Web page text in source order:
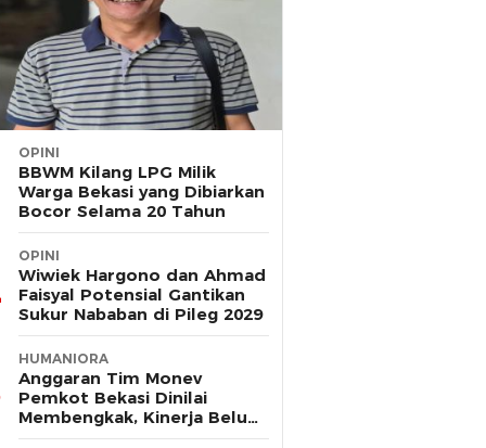
OPINI
BBWM Kilang LPG Milik
Warga Bekasi yang Dibiarkan
Bocor Selama 20 Tahun
OPINI
Wiwiek Hargono dan Ahmad
Faisyal Potensial Gantikan
Sukur Nababan di Pileg 2029
HUMANIORA
Anggaran Tim Monev
Pemkot Bekasi Dinilai
Membengkak, Kinerja Belum
Terbukti Efektif